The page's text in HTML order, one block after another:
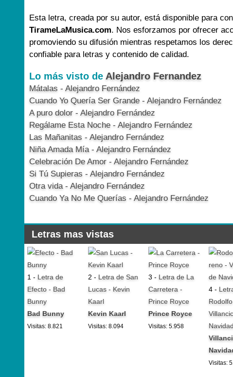
Esta letra, creada por su autor, está disponible para
TirameLaMusica.com. Nos esforzamos por ofrecer
promoviendo su difusión mientras respetamos los
confiable para letras y contenido de calidad.
Lo más visto de Alejandro Fernandez
Mátalas - Alejandro Fernández
Cuando Yo Quería Ser Grande - Alejandro Fernández
A puro dolor - Alejandro Fernández
Regálame Esta Noche - Alejandro Fernández
Las Mañanitas - Alejandro Fernández
Niña Amada Mía - Alejandro Fernández
Celebración De Amor - Alejandro Fernández
Si Tú Supieras - Alejandro Fernández
Otra vida - Alejandro Fernández
Cuando Ya No Me Querías - Alejandro Fernández
Letras mas vistas
1 - Letra de
Efecto - Bad
Bunny
Bad Bunny
Visitas: 8.821
2 - Letra de San
Lucas - Kevin
Kaarl
Kevin Kaarl
Visitas: 8.094
3 - Letra de La
Carretera -
Prince Royce
Prince Royce
Visitas: 5.958
4 -
Navidad
Visitas: